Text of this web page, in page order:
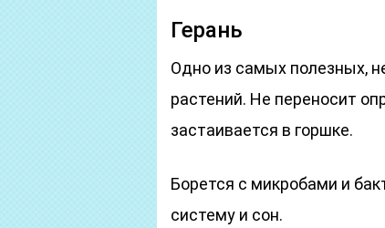
Герань
Одно из самых полезных,
растений. Не переносит
застаивается в горшке.
Борется с микробами и
систему и сон.